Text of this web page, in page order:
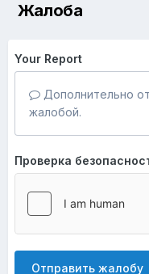
Жалоба
Your Report
Дополнительно
жалобой.
Проверка
Отправить жалобу